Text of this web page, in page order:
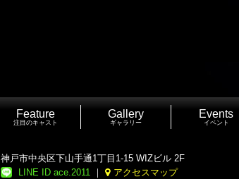
Feature
注目のキャスト
Gallery
ギャラリー
Events
イベント
神戸市中央区下山手通1丁目1-15 WIZビル 2F
LINE ID ace.2011 ｜ アクセスマップ